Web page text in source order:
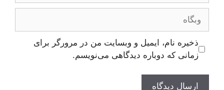
وبگاه
ذخیره نام، ایمیل و وبسایت من در مرورگر برای
زمانی که دوباره دیدگاهی می‌نویسم.